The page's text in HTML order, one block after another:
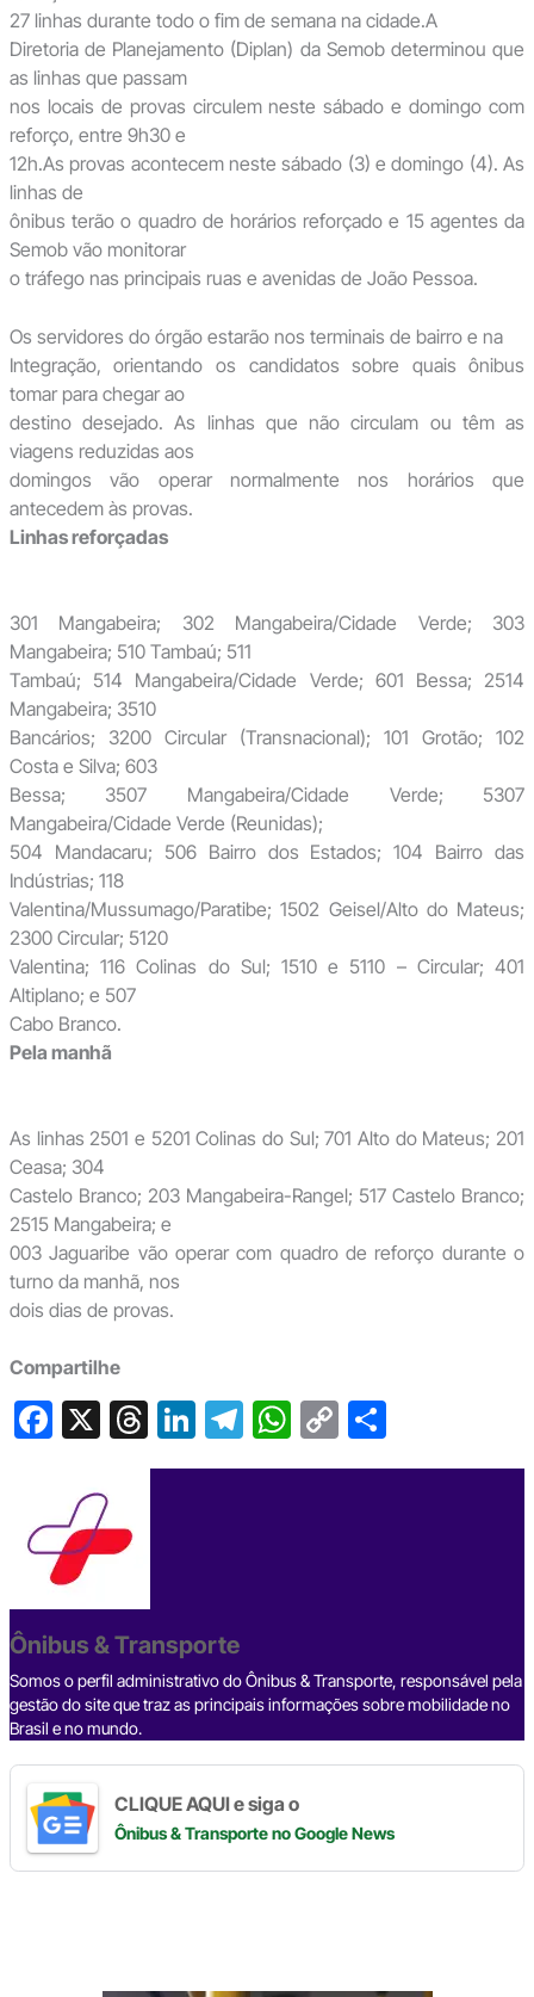
27 linhas durante todo o fim de semana na cidade.A
Diretoria de Planejamento (Diplan) da Semob determinou que
as linhas que passam
nos locais de provas circulem neste sábado e domingo com
reforço, entre 9h30 e
12h.As provas acontecem neste sábado (3) e domingo (4). As
linhas de
ônibus terão o quadro de horários reforçado e 15 agentes da
Semob vão monitorar
o tráfego nas principais ruas e avenidas de João Pessoa.
Os servidores do órgão estarão nos terminais de bairro e na
Integração, orientando os candidatos sobre quais ônibus
tomar para chegar ao
destino desejado. As linhas que não circulam ou têm as
viagens reduzidas aos
domingos vão operar normalmente nos horários que
antecedem às provas.
Linhas reforçadas
301 Mangabeira; 302 Mangabeira/Cidade Verde; 303
Mangabeira; 510 Tambaú; 511
Tambaú; 514 Mangabeira/Cidade Verde; 601 Bessa; 2514
Mangabeira; 3510
Bancários; 3200 Circular (Transnacional); 101 Grotão; 102
Costa e Silva; 603
Bessa; 3507 Mangabeira/Cidade Verde; 5307
Mangabeira/Cidade Verde (Reunidas);
504 Mandacaru; 506 Bairro dos Estados; 104 Bairro das
Indústrias; 118
Valentina/Mussumago/Paratibe; 1502 Geisel/Alto do Mateus;
2300 Circular; 5120
Valentina; 116 Colinas do Sul; 1510 e 5110 – Circular; 401
Altiplano; e 507
Cabo Branco.
Pela manhã
As linhas 2501 e 5201 Colinas do Sul; 701 Alto do Mateus; 201
Ceasa; 304
Castelo Branco; 203 Mangabeira-Rangel; 517 Castelo Branco;
2515 Mangabeira; e
003 Jaguaribe vão operar com quadro de reforço durante o
turno da manhã, nos
dois dias de provas.
Compartilhe
F
e
b
o
o
k
X T
hr
s
Li
n
T
el
W
h
C
o
S
h
Ônibus & Transporte
Somos o perfil administrativo do Ônibus & Transporte, responsável pela
gestão do site que traz as principais informações sobre mobilidade no
Brasil e no mundo.
CLIQUE AQUI e siga o
Ônibus & Transporteno Google News